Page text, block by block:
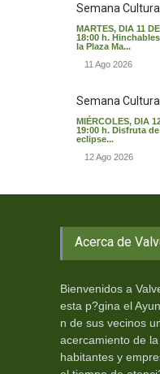
Semana
MARTES, DIA 11
18:00 h.
la Plaza Ma...
11 Ago 2026
Semana
MIÉRCOLES, DIA
19:00 h. Disfruta
eclipse...
12 Ago 2026
Acerca de
Bienvenidos a
esta p?gina el
n de sus vecinos
acercamiento de
habitantes y